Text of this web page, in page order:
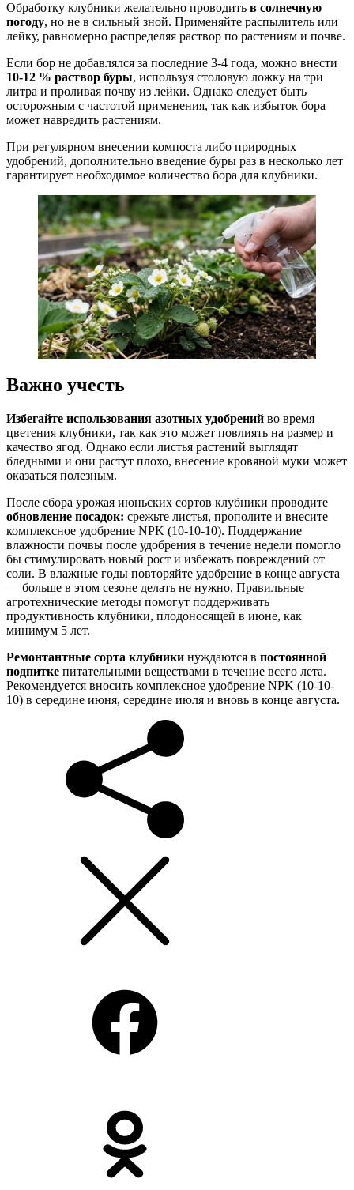
Обработку клубники желательно проводить в солнечную
погоду, но не в сильный зной. Применяйте распылитель или
лейку, равномерно распределяя раствор по растениям и почве.
Если бор не добавлялся за последние 3-4 года, можно внести
10-12 % раствор буры, используя столовую ложку на три
литра и проливая почву из лейки. Однако следует быть
осторожным с частотой применения, так как избыток бора
может навредить растениям.
При регулярном внесении компоста либо природных
удобрений, дополнительно введение буры раз в несколько лет
гарантирует необходимое количество бора для клубники.
Важно учесть
Избегайте использования азотных удобрений во время
цветения клубники, так как это может повлиять на размер и
качество ягод. Однако если листья растений выглядят
бледными и они растут плохо, внесение кровяной муки может
оказаться полезным.
После сбора урожая июньских сортов клубники проводите
обновление посадок: срежьте листья, прополите и внесите
комплексное удобрение NPK (10-10-10). Поддержание
влажности почвы после удобрения в течение недели помогло
бы стимулировать новый рост и избежать повреждений от
соли. В влажные годы повторяйте удобрение в конце августа
— больше в этом сезоне делать не нужно. Правильные
агротехнические методы помогут поддерживать
продуктивность клубники, плодоносящей в июне, как
минимум 5 лет.
Ремонтантные сорта клубники нуждаются в постоянной
подпитке питательными веществами в течение всего лета.
Рекомендуется вносить комплексное удобрение NPK (10-10-
10) в середине июня, середине июля и вновь в конце августа.